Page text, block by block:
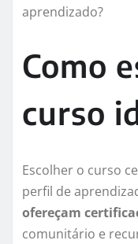
aprendizado?
Como
curso
Escolher o curso
perfil de
ofereçam
comunitário e